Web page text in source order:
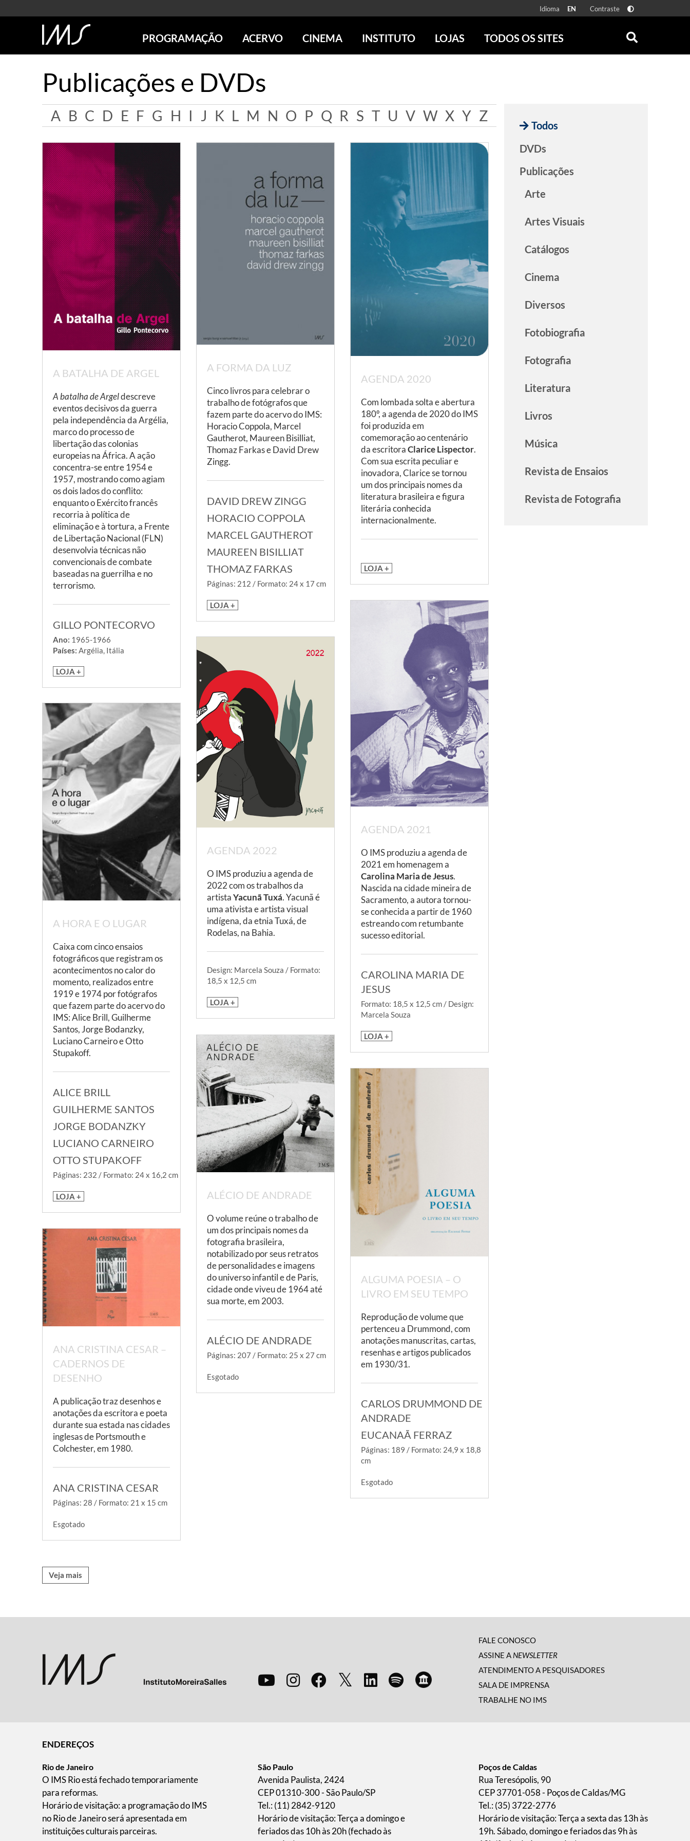
Idioma EN Contraste
PROGRAMAÇÃO
SÃO PAULO
RIO DE JANEIRO
POÇOS DE CALDAS
ONLINE
TOURS VIRTUAIS
VISITAS MEDIADAS
ACERVO
SOBRE O ACERVO
FOTOGRAFIA
ICONOGRAFIA
LITERATURA
DESTAQUES DE A a Z
PROGRAMA CONVIDA
POR DENTRO DO ACERVO
CINEMA
SOBRE CINEMA NO IMS
BLOG DO CINEMA
INSTITUTO
IMS POÇOS
SOBRE O IMS
ESCOLA ESCUTA
PUBLICAÇÕES E DVDs
LOJAS TODOS OS SITES
CAROLINA MARIA DE JESUS
TESTEMUNHA OCULAR
CLARICE LISPECTOR
VER TODOS
Publicações e DVDs
A B C D E F G H I J K L M N O P Q R S T U V W X Y Z
A BATALHA DE ARGEL
A batalha de Argeldescreve
eventos decisivos da guerra
pela independência da Argélia,
marco do processo de
libertação das colonias
europeias na África. A ação
concentra-se entre 1954 e
1957, mostrando como agiam
os dois lados do conflito:
enquanto o Exército francês
recorria à política de
eliminação e à tortura, a Frente
de Libertação Nacional (FLN)
desenvolvia técnicas não
convencionais de combate
baseadas na guerrilha e no
terrorismo.
GILLO PONTECORVO
Ano: 1965-1966
Países: Argélia, Itália
LOJA +
A FORMA DA LUZ
Cinco livros para celebrar o
trabalho de fotógrafos que
fazem parte do acervo do IMS:
Horacio Coppola, Marcel
Gautherot, Maureen Bisilliat,
Thomaz Farkas e David Drew
Zingg.
DAVID DREW ZINGG
HORACIO COPPOLA
MARCEL GAUTHEROT
MAUREEN BISILLIAT
THOMAZ FARKAS
Páginas: 212 / Formato: 24 x 17 cm
LOJA +
AGENDA 2020
Com lombada solta e abertura
180º, a agenda de 2020 do IMS
foi produzida em
comemoração ao centenário
da escritoraClarice Lispector.
Com sua escrita peculiar e
inovadora, Clarice se tornou
um dos principais nomes da
literatura brasileira e figura
literária conhecida
internacionalmente.
LOJA +
AGENDA 2021
O IMS produziu a agenda de
2021 em homenagem a
Carolina Maria de Jesus.
Nascida na cidade mineira de
Sacramento, a autora tornou-
se conhecida a partir de 1960
estreando com retumbante
sucesso editorial.
CAROLINA MARIA DE
JESUS
Formato: 18,5 x 12,5 cm / Design:
Marcela Souza
LOJA +
AGENDA 2022
O IMS produziu a agenda de
2022 com os trabalhos da
artistaYacunã Tuxá. Yacunã é
uma ativista e artista visual
indígena, da etnia Tuxá, de
Rodelas, na Bahia.
Design: Marcela Souza / Formato:
18,5 x 12,5 cm
LOJA +
A HORA E O LUGAR
Caixa com cinco ensaios
fotográficos que registram os
acontecimentos no calor do
momento, realizados entre
1919 e 1974 por fotógrafos
que fazem parte do acervo do
IMS: Alice Brill, Guilherme
Santos, Jorge Bodanzky,
Luciano Carneiro e Otto
Stupakoff.
ALICE BRILL
GUILHERME SANTOS
JORGE BODANZKY
LUCIANO CARNEIRO
OTTO STUPAKOFF
Páginas: 232 / Formato: 24 x 16,2 cm
LOJA + ALÉCIO DE ANDRADE
O volume reúne o trabalho de
um dos principais nomes da
fotografia brasileira,
notabilizado por seus retratos
de personalidades e imagens
do universo infantil e de Paris,
cidade onde viveu de 1964 até
sua morte, em 2003.
ALÉCIO DE ANDRADE
Páginas: 207 / Formato: 25 x 27 cm
Esgotado
ALGUMA POESIA – O
LIVRO EM SEU TEMPO
Reprodução de volume que
pertenceu a Drummond, com
anotações manuscritas, cartas,
resenhas e artigos publicados
em 1930/31.
CARLOS DRUMMOND DE
ANDRADE
EUCANAÃ FERRAZ
Páginas: 189 / Formato: 24,9 x 18,8
cm
Esgotado
ANA CRISTINA CESAR –
CADERNOS DE
DESENHO
A publicação traz desenhos e
anotações da escritora e poeta
durante sua estada nas cidades
inglesas de Portsmouth e
Colchester, em 1980.
ANA CRISTINA CESAR
Páginas: 28 / Formato: 21 x 15 cm
Esgotado
Veja mais
Todos
DVDs
Publicações
Arte
Artes Visuais
Catálogos
Cinema
Diversos
Fotobiografia
Fotografia
Literatura
Livros
Música
Revista de Ensaios
Revista de Fotografia
FALE CONOSCO
ASSINE A NEWSLETTER
ATENDIMENTO A PESQUISADORES
SALA DE IMPRENSA
TRABALHE NO IMS
ENDEREÇOS
Rio de Janeiro
O IMS Rio está fechado temporariamente
para reformas.
Horário de visitação: a programação do IMS
no Rio de Janeiro será apresentada em
instituições culturais parceiras.
São Paulo
Avenida Paulista, 2424
CEP 01310-300 - São Paulo/SP
Tel.: (11) 2842-9120
Horário de visitação: Terça a domingo e
feriados das 10h às 20h (fechado às
Poços de Caldas
Rua Teresópolis, 90
CEP 37701-058 - Poços de Caldas/MG
Tel.: (35) 3722-2776
Horário de visitação: Terça a sexta das 13h às
19h. Sábado, domingo e feriados das 9h às